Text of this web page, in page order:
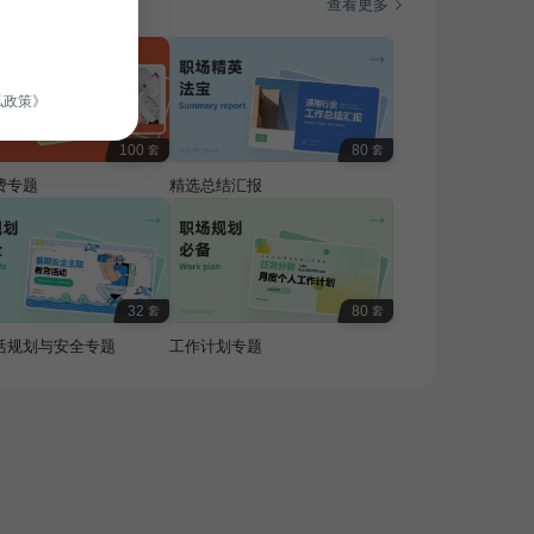
查看更多
100 套
专题
80 套
精选总结汇报
32 套
规划与安全专题
80 套
工作计划专题
策》